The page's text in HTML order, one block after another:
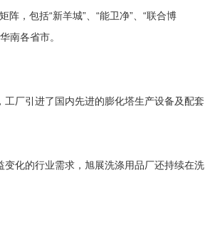
，包括“新羊城”、“能卫净”、“联合博
南各省市。
厂引进了国内先进的膨化塔生产设备及配套
化的行业需求，旭展洗涤用品厂还持续在洗